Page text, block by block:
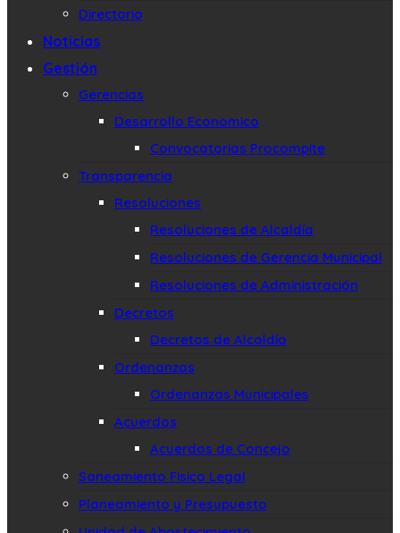
Directorio
Noticias
Gestión
Gerencias
Desarrollo Economico
Convocatorias Procompite
Transparencia
Resoluciones
Resoluciones de Alcaldía
Resoluciones de Gerencia Municipal
Resoluciones de Administración
Decretos
Decretos de Alcaldía
Ordenanzas
Ordenanzas Municipales
Acuerdos
Acuerdos de Concejo
Saneamiento Fisico Legal
Planeamiento y Presupuesto